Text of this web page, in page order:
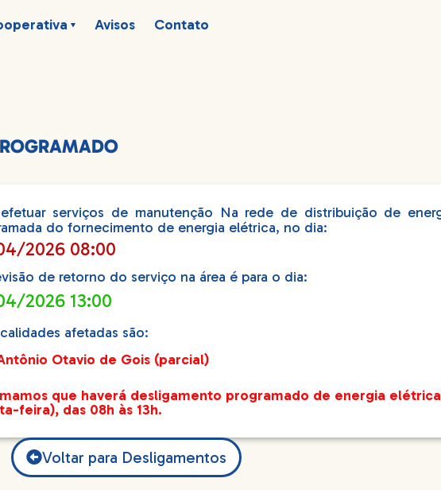
Avisos Contato
efetuar serviços de manutenção Na rede de distribuição de
do fornecimento de energia elétrica, no dia:
2026 08:00
de retorno do serviço na área é para o dia:
2026 13:00
afetadas são:
Otavio de Gois (parcial)
que haverá desligamento programado de energia
feira), das 08h às 13h.
Voltar para Desligamentos